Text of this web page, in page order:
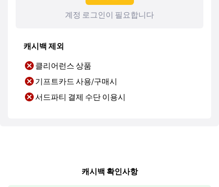
계정 로그인이 필요합니다
캐시백 제외
클리어런스 상품
기프트카드 사용/구매시
서드파티 결제 수단 이용시
캐시백 확인사항